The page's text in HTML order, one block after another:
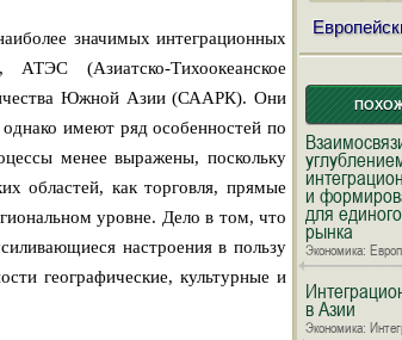
значимых интеграционных
(Азиатско-Тихоокеанское
Южной Азии (СААРК). Они
имеют ряд особенностей по
менее выражены, поскольку
областей, как торговля, прямые
уровне. Дело в том, что
настроения в пользу
географические, культурные и
и
для
рынка
Экономика:
в Азии
Экономика: